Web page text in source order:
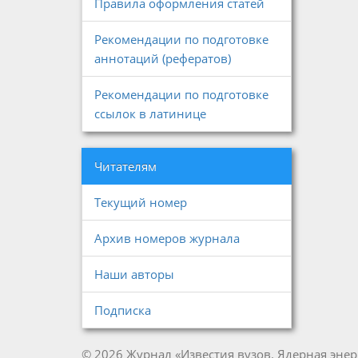
Правила оформления статей
Рекомендации по подготовке
аннотаций (рефератов)
Рекомендации по подготовке
ссылок в латинице
Читателям
Текущий номер
Архив номеров журнала
Наши авторы
Подписка
© 2026 Журнал «Известия вузов. Ядерная